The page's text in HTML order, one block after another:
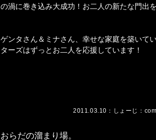
の渦に巻き込み大成功！お二人の新たな門出
ゲンタさん＆ミナさん、幸せな家庭を築いて
ターズはずっとお二人を応援しています！
2011.03.10： しょーじ ：
おらだの溜まり場。